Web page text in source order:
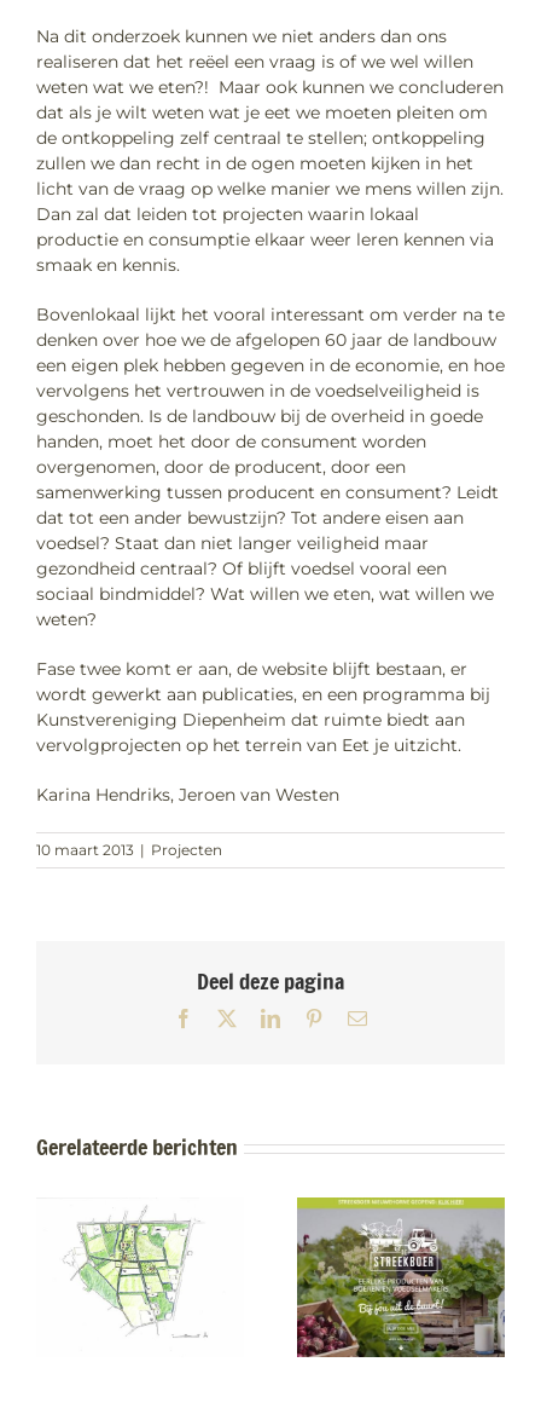
Na dit onderzoek kunnen we niet anders dan ons
realiseren dat het reëel een vraag is of we wel willen
weten wat we eten?! Maar ook kunnen we concluderen
dat als je wilt weten wat je eet we moeten pleiten om
de ontkoppeling zelf centraal te stellen; ontkoppeling
zullen we dan recht in de ogen moeten kijken in het
licht van de vraag op welke manier we mens willen zijn.
Dan zal dat leiden tot projecten waarin lokaal
productie en consumptie elkaar weer leren kennen via
smaak en kennis.
Bovenlokaal lijkt het vooral interessant om verder na te
denken over hoe we de afgelopen 60 jaar de landbouw
een eigen plek hebben gegeven in de economie, en hoe
vervolgens het vertrouwen in de voedselveiligheid is
geschonden. Is de landbouw bij de overheid in goede
handen, moet het door de consument worden
overgenomen, door de producent, door een
samenwerking tussen producent en consument? Leidt
dat tot een ander bewustzijn? Tot andere eisen aan
voedsel? Staat dan niet langer veiligheid maar
gezondheid centraal? Of blijft voedsel vooral een
sociaal bindmiddel? Wat willen we eten, wat willen we
weten?
Fase twee komt er aan, de website blijft bestaan, er
wordt gewerkt aan publicaties, en een programma bij
Kunstvereniging Diepenheim dat ruimte biedt aan
vervolgprojecten op het terrein van Eet je uitzicht.
Karina Hendriks, Jeroen van Westen
10 maart 2013 | Projecten
Deel deze pagina
Facebook LinkedInPinterest
E-
Gerelateerde berichten
Onderzoek
Regionale
voedselproductie
in relatie tot